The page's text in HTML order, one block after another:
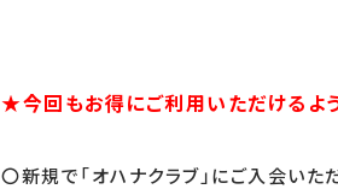
★今回もお得にご利用いただけるよう
〇新規で「オハナクラブ」にご入会いた